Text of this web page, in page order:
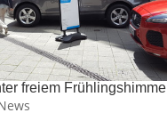
freiem Frühlingshimmel